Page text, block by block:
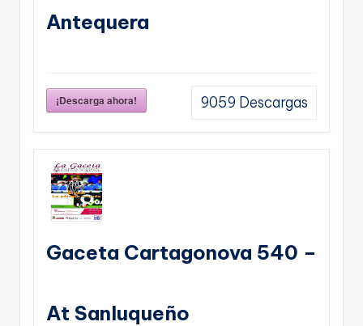
Antequera
¡Descarga ahora! 9059 Descargas
Gaceta Cartagonova 540 –
At Sanluqueño